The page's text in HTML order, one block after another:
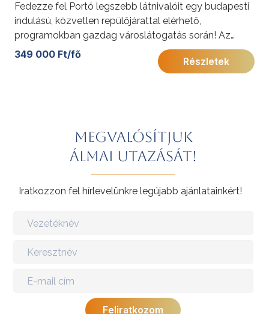
Fedezze fel Portó legszebb látnivalóit egy budapesti
indulású, közvetlen repülőjárattal elérhető,
programokban gazdag városlátogatás során! Az
utazás a város nevezetességei mellett egy
különleges birtoklátogatást és helyi bor-, olívaolaj- és
További érdekességekért Portugáliáról kattintson
349 000 Ft/fő
Részletek
Megvalósítjuk
álmai utazását!
Iratkozzon fel hírlevelünkre legújabb ajánlatainkért!